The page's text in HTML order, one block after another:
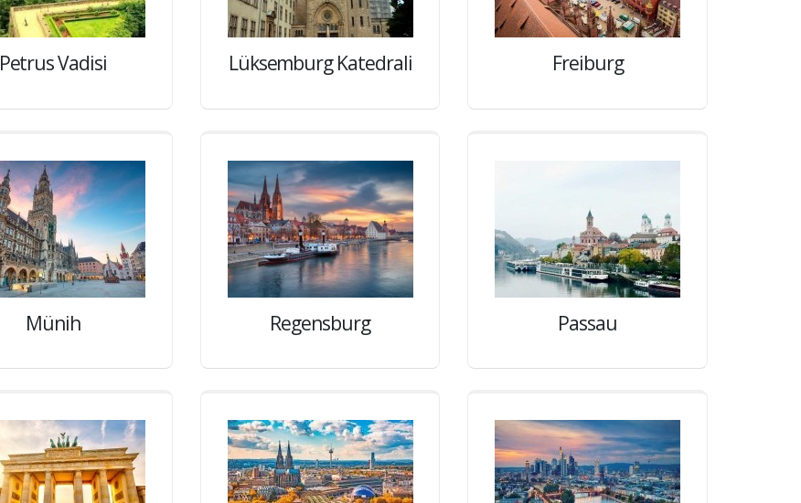
Petrus Vadisi Lüksemburg Katedrali Freiburg
Münih Regensburg Passau